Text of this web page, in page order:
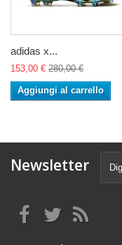
adidas x...
153,00 € 280,00 €
Aggiungi al carrello
Newsletter